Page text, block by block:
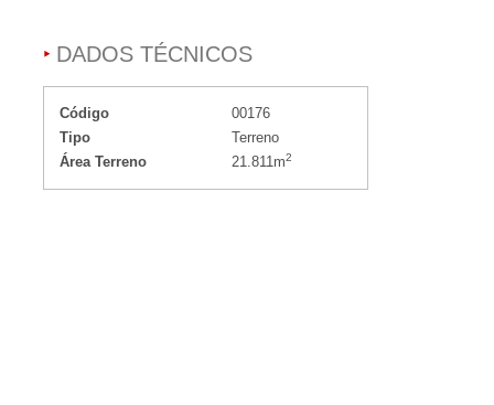
DADOS TÉCNICOS
Código
00176
Tipo
Terreno
Área Terreno
21.811m2